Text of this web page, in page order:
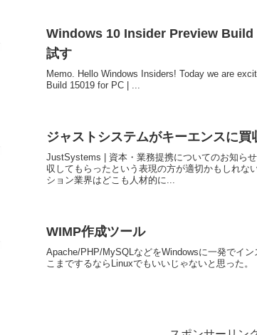
Windows 10 Insider Preview Build
試す
Memo. Hello Windows Insiders! Today we are
Build 15019 for PC | ...
ジャストシステムがキーエンスに買
JustSystems | 資本・業務提携についてのお知ら
収してもらったという表現の方が適切かもしれな
ション業界はどこも人材的に...
WIMP作成ツール
Apache/PHP/MySQLなどをWindowsに一発でイ
こまでするならLinuxでもいいじゃないと思った。